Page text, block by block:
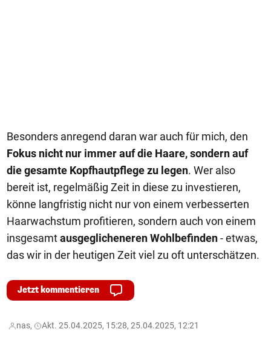
Besonders anregend daran war auch für mich, den
Fokus nicht nur immer auf die Haare, sondern auf
die gesamte Kopfhautpflege zu legen. Wer also
bereit ist, regelmäßig Zeit in diese zu investieren,
könne langfristig nicht nur von einem verbesserten
Haarwachstum profitieren, sondern auch von einem
insgesamtausgeglicheneren Wohlbefinden- etwas,
das wir in der heutigen Zeit viel zu oft unterschätzen.
Jetzt kommentieren
nas, Akt. 25.04.2025, 15:28, 25.04.2025, 12:21